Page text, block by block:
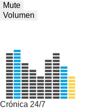
Mute
Volumen
Crónica 24/7